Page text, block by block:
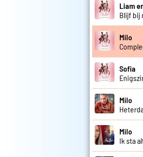
Liam
Blijf bij
Milo
Sofia
Milo
Milo
Ik sta